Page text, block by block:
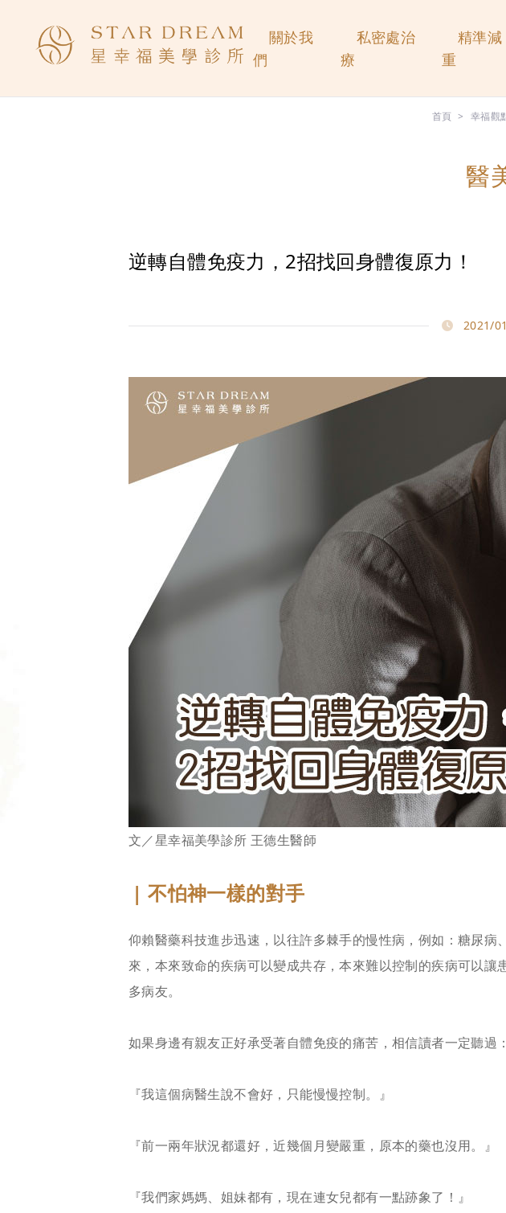
關於我
們
私密處治
療
精準減
重
首頁 幸福觀
醫
逆轉自體免疫力，2招找回身體復原力！
2021/
文／星幸福美學診所 王德生醫師
| 不怕神一樣的對手
仰賴醫藥科技進步迅速，以往許多棘手的慢性病，例如：糖尿
來，本來致命的疾病可以變成共存，本來難以控制的疾病可以
多病友。
如果身邊有親友正好承受著自體免疫的痛苦，相信讀者一定聽過：
『我這個病醫生說不會好，只能慢慢控制。』
『前一兩年狀況都還好，近幾個月變嚴重，原本的藥也沒用。』
『我們家媽媽、姐妹都有，現在連女兒都有一點跡象了！』